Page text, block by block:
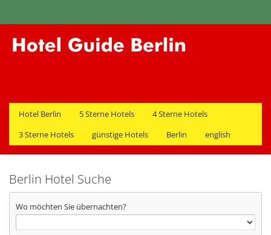
Hotel Berlin 5 Sterne Hotels
4 Sterne Hotels
3 Sterne Hotels
günstige Hotels Berlin english
Berlin Hotel Suche
Wo möchten Sie übernachten?